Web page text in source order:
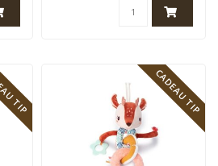
TIP CADEAU TIP